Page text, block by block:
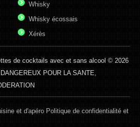
Whisky
Whisky écossais
Xérès
de cocktails avec et sans alcool © 2026
POUR LA SANTE,
et d'apéro Politique de confidentialité et